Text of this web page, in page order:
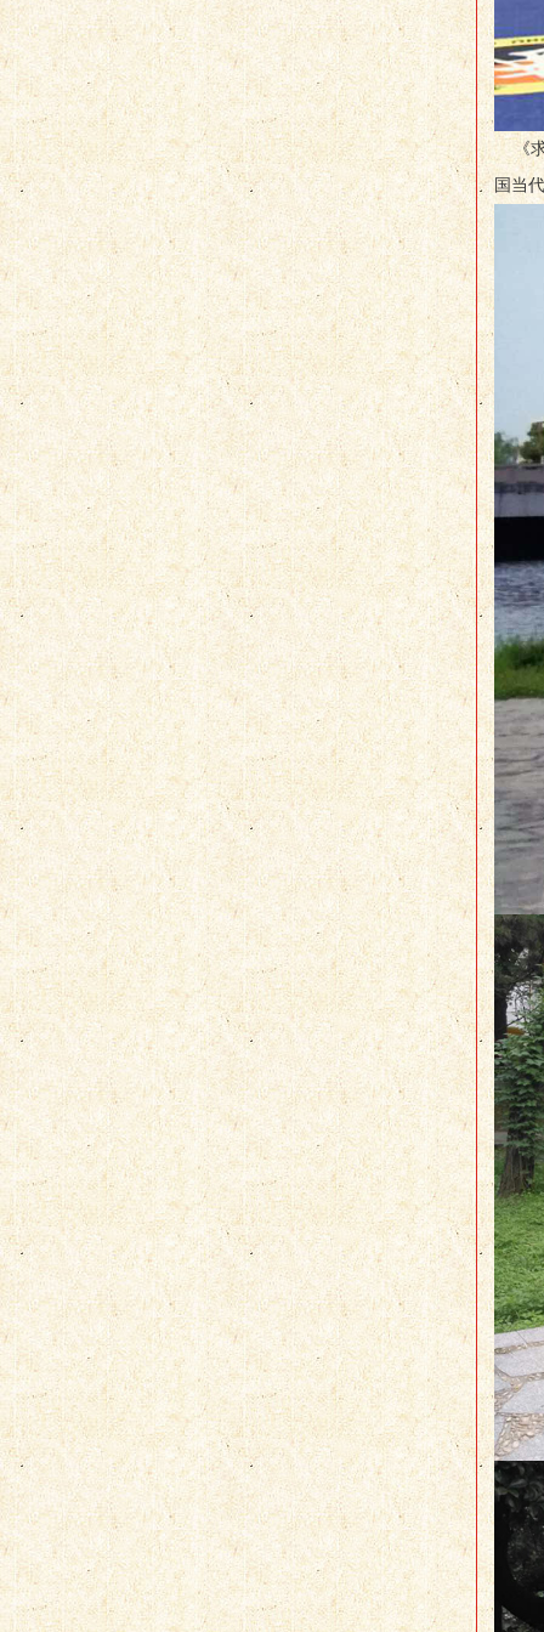
《求
国当